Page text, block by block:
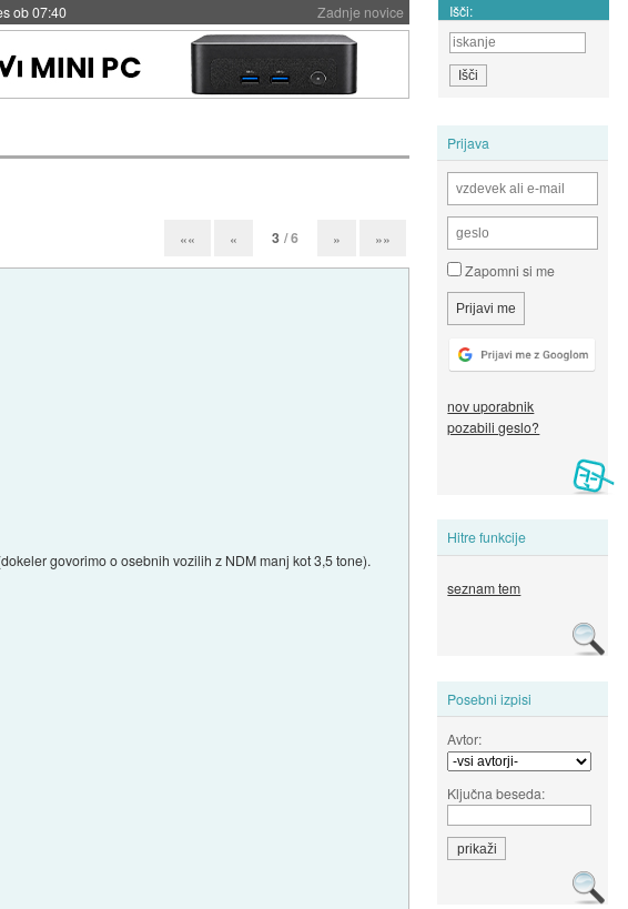
Zadnje novice Išči:
Prijava
Zapomni si me
nov uporabnik
pozabili geslo?
Hitre funkcije
seznam tem
Posebni izpisi
Avtor:
Ključna beseda:
«« « 3 / 6 » »»
govorimo o osebnih vozilih z NDM manj kot 3,5 tone).